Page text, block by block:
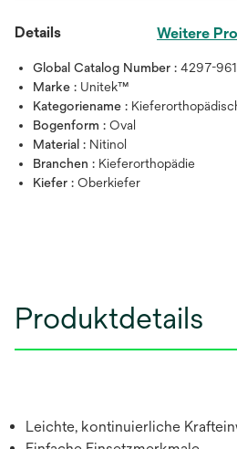
Details Weitere
Global Catalog Number : 4297-961
Marke : Unitek™
Kategoriename :
Bogenform : Oval
Material : Nitinol
Branchen : Kieferorthopädie
Kiefer : Oberkiefer
Produktdetails
Leichte, kontinuierliche